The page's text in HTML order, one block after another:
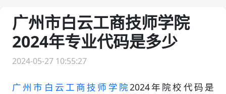
广州市白云工商技师学院
2024年专业代码是多少
2024-05-27 10:55:27
广州市白云工商技师学院2024年院校代码是